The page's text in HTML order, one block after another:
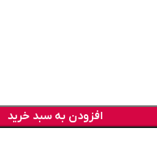
افزودن به سبد خرید